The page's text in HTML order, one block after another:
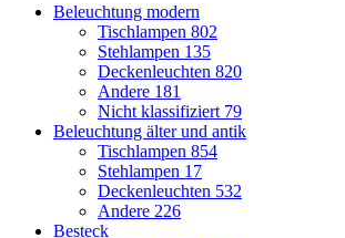
Beleuchtung modern
Tischlampen 802
Stehlampen 135
Deckenleuchten 820
Andere 181
Nicht klassifiziert 79
Beleuchtung älter und antik
Tischlampen 854
Stehlampen 17
Deckenleuchten 532
Andere 226
Besteck